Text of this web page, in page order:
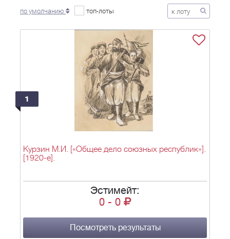
по умолчанию топ-лоты
1
Курзин М.И. [«Общее дело союзных республик»].
[1920-е].
Эстимейт:
0 - 0
Посмотреть результаты